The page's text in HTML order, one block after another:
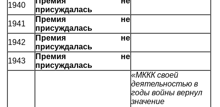
1940
присуждалась
1941
Премия не
присуждалась
1942
Премия не
присуждалась
1943
Премия не
присуждалась
«МККК своей
деятельностью в
годы войны вернул
значение